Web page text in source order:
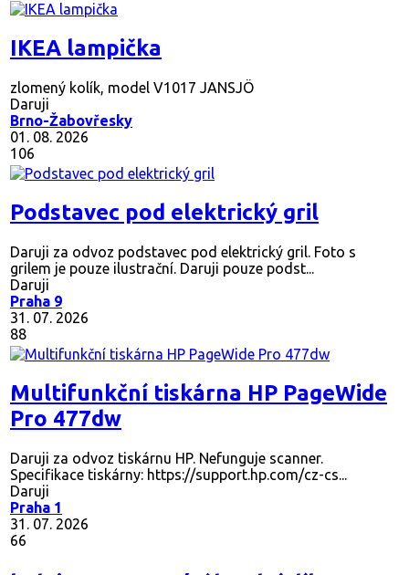
IKEA lampička
zlomený kolík, model V1017 JANSJÖ
Daruji
Brno-Žabovřesky
01. 08. 2026
106
Podstavec pod elektrický gril
Daruji za odvoz podstavec pod elektrický gril. Foto s
grilem je pouze ilustrační. Daruji pouze podst...
Daruji
Praha 9
31. 07. 2026
88
Multifunkční tiskárna HP PageWide
Pro 477dw
Daruji za odvoz tiskárnu HP. Nefunguje scanner.
Specifikace tiskárny: https://support.hp.com/cz-cs...
Daruji
Praha 1
31. 07. 2026
66